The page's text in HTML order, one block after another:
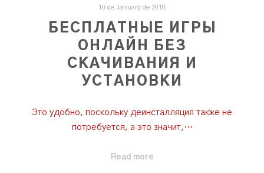
10 de January de 2018
БЕСПЛАТНЫЕ ИГРЫ
ОНЛАЙН БЕЗ
СКАЧИВАНИЯ И
УСТАНОВКИ
Это удобно, поскольку деинсталляция также не
потребуется, а это значит,…
Read more